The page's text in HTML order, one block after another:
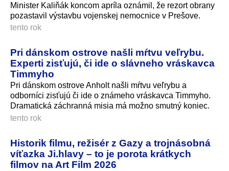
Minister Kaliňák koncom apríla oznámil, že rezort obrany
pozastavil výstavbu vojenskej nemocnice v Prešove.
tento rok
Pri dánskom ostrove našli mŕtvu veľrybu.
Experti zisťujú, či ide o slávneho vráskavca
Timmyho
Pri dánskom ostrove Anholt našli mŕtvu veľrybu a
odborníci zisťujú či ide o známeho vráskavca Timmyho.
Dramatická záchranná misia má možno smutný koniec.
tento rok
Historik filmu, režisér z Gazy a trojnásobná
víťazka Ji.hlavy – to je porota krátkych
filmov na Art Film 2026